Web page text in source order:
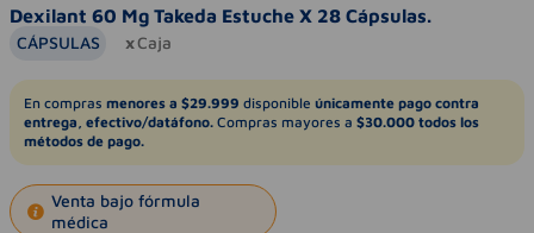
Dexilant 60 Mg Takeda Estuche X 28 Cápsulas.
CÁPSULAS Caja
En compras menores a $29.999 disponible únicamente pago contra
entrega, efectivo/datáfono. Compras mayores a $30.000 todos los
métodos de pago.
Venta bajo fórmula
médica